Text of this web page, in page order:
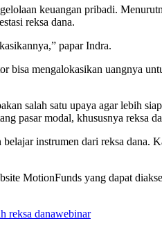
keuangan pribadi.
reksa dana.
papar Indra.
bisa mengalokasikan uangnya
salah satu upaya agar lebih
pasar modal, khususnya reksa
instrumen dari reksa dana.
MotionFunds yang dapat
reksa danawebinar